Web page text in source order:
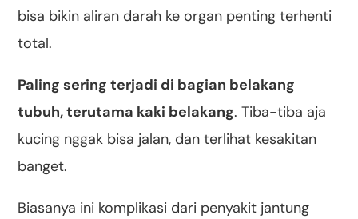
bisa bikin aliran darah ke organ penting terhenti
total.
Paling sering terjadi di bagian belakang
tubuh, terutama kaki belakang. Tiba-tiba aja
kucing nggak bisa jalan, dan terlihat kesakitan
banget.
Biasanya ini komplikasi dari penyakit jantung